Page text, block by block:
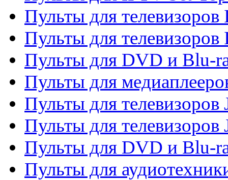
Пульты для телевизоров
Пульты для телевизоров
Пульты для DVD и Blu-
Пульты для
Пульты для телевизоров
Пульты для телевизоров
Пульты для DVD и Blu-
Пульты для